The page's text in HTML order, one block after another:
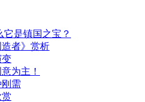
是镇国之宝？
者》赏析
变
为主！
刚需